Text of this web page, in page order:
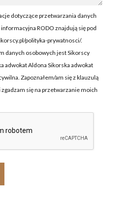
I ARESZT
dotyczące przetwarzania danych
RODO znajdują się pod
polityka-prywatnosci/.
danych osobowych jest Sikorscy
adwokat Aldona Sikorska adwokat
Zapoznałem/am się z klauzulą
się na przetwarzanie moich